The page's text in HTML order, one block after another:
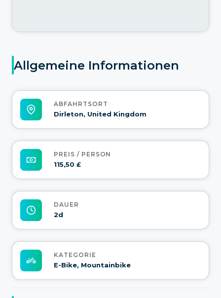
Allgemeine Informationen
ABFAHRTSORT
Dirleton, United Kingdom
PREIS / PERSON
115,50 £
DAUER
2d
KATEGORIE
E-Bike, Mountainbike